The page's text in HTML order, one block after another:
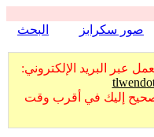
صور سكرابز البحث
عبر البريد الإلكتروني:
إليك في أقرب وقت